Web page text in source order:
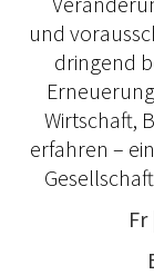
und
dringend
Wirtschaft,
erfahren –
Fr